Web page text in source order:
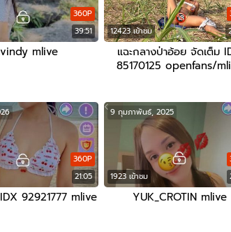
39:51
360P
mlive
12423 เข้าชม
แฉะกลางป่าอ้อย จัดเต็ม
85170125 openfans/
21:05
360P
92921777 mlive
1923 เข้าชม
9 กุมภาพันธ์, 2025
YUK_CROTIN mlive